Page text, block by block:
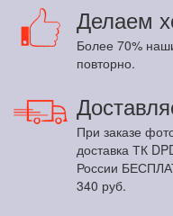
Делаем
Более 70%
повторно.
При заказе
доставка ТК
России
340 руб.